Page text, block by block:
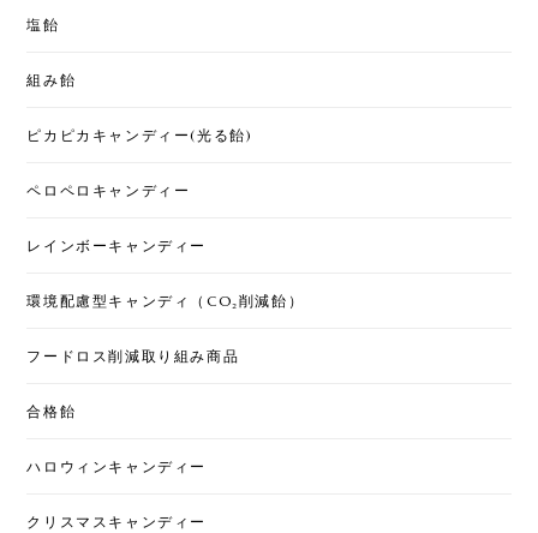
塩飴
組み飴
ピカピカキャンディー(光る飴)
ペロペロキャンディー
レインボーキャンディー
環境配慮型キャンディ（CO₂削減飴）
フードロス削減取り組み商品
合格飴
ハロウィンキャンディー
クリスマスキャンディー